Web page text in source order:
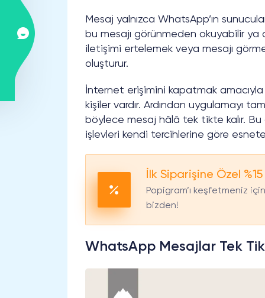
Mesaj yalnızca WhatsApp’ın
bu mesajı görünmeden okuyabilir ya
iletişimi ertelemek veya mesajı
oluşturur.
İnternet erişimini kapatmak
kişiler vardır. Ardından uygulamayı
böylece mesaj hâlâ tek tikte kalır. Bu
işlevleri kendi tercihlerine göre
İlk Siparişine Özel
Popigram’ı keşfetmeniz
bizden!
WhatsApp Mesajlar Tek Tik